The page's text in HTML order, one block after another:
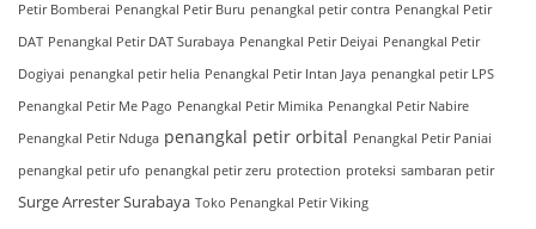
Petir Bomberai Penangkal Petir Buru penangkal petir contra Penangkal Petir
DAT Penangkal Petir DAT Surabaya Penangkal Petir Deiyai Penangkal Petir
Dogiyai penangkal petir helia Penangkal Petir Intan Jaya penangkal petir LPS
Penangkal Petir Me Pago Penangkal Petir Mimika Penangkal Petir Nabire
Penangkal Petir Nduga penangkal petir orbital Penangkal Petir Paniai
penangkal petir ufo penangkal petir zeru protection proteksi sambaran petir
Surge Arrester Surabaya Toko Penangkal Petir Viking